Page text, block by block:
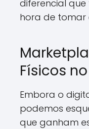
diferencial
hora de tomar
Físicos
Embora o
podemos
que ganham